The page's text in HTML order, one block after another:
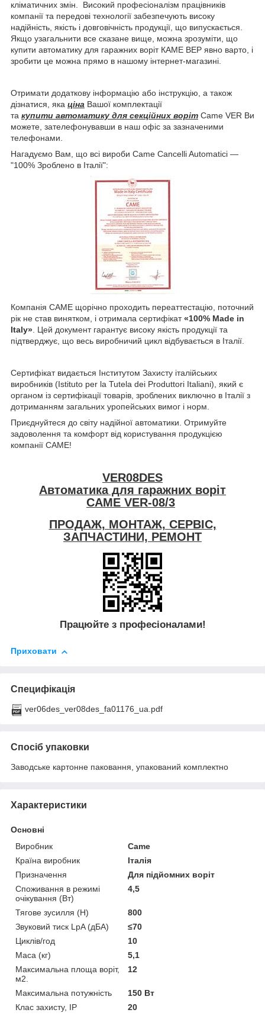
кліматичних змін. Високий професіоналізм працівників
компанії та передові технології забезпечують високу
надійність, якість і довговічність продукції, що випускається.
Якщо узагальнити все сказане вище, можна зрозуміти, що
купити автоматику для гаражних воріт КАМЕ ВЕР явно варто, і
зробити це можна прямо в нашому інтернет-магазині.
Отримати додаткову інформацію або інструкцію, а також
дізнатися, яка ціна Вашої комплектації
та купити автоматику для секційних воріт Came VER Ви
можете, зателефонувавши в наш офіс за зазначеними
телефонами.
Нагадуємо Вам, що всі вироби Came Cancelli Automatici —
"100% Зроблено в Італії":
Компанія CAME щорічно проходить переаттестацію, поточний
рік не став винятком, і отримала сертифікат«100% Made in
Italy». Цей документ гарантує високу якість продукції та
підтверджує, що весь виробничий цикл відбувається в Італії.
Сертифікат видається Інститутом Захисту італійських
виробників (Istituto per la Tutela dei Produttori Italiani), який є
органом із сертифікації товарів, зроблених виключно в Італії з
дотриманням загальних уропейських вимог і норм.
Приєднуйтеся до світу надійної автоматики. Отримуйте
задоволення та комфорт від користування продукцією
компанії CAME!
VER08DES
Автоматика для гаражних воріт
CAME VER-08/3
ПРОДАЖ, МОНТАЖ, СЕРВІС,
ЗАПЧАСТИНИ, РЕМОНТ
Працюйте з професіоналами!
Приховати
Специфікація
ver06des_ver08des_fa01176_ua.pdf
Спосіб упаковки
Заводське картонне паковання, упакований комплектно
Характеристики
Основні
Виробник
Came
Країна виробник
Італія
Призначення
Для підйомних воріт
Споживання в режимі
очікування (Вт)
4,5
Тягове зусилля (Н)
800
Звуковий тиск LpA (дБА)
≤70
Циклів/год
10
Маса (кг)
5,1
Максимальна площа воріт,
м2.
12
Максимальна потужність
150 Вт
Клас захисту, IP
20